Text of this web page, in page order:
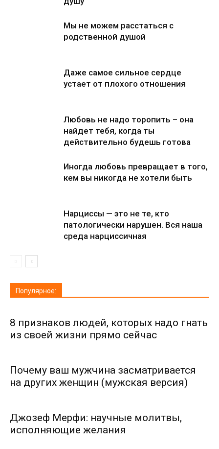
Мы не можем расстаться с
родственной душой
Даже самое сильное сердце
устает от плохого отношения
Любовь не надо торопить – она
найдет тебя, когда ты
действительно будешь готова
Иногда любовь превращает в того,
кем вы никогда не хотели быть
Нарциссы — это не те, кто
патологически нарушен. Вся наша
среда нарциссичная
Популярное:
8 признаков людей, которых надо гнать
из своей жизни прямо сейчас
Почему ваш мужчина засматривается
на других женщин (мужская версия)
Джозеф Мерфи: научные молитвы,
исполняющие желания